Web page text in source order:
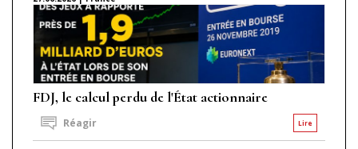
FDJ, le calcul perdu de l'État actionnaire
Lire
Réagir